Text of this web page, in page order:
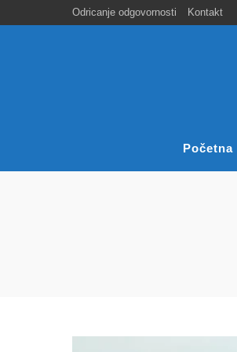
Odricanje odgovornosti Kontakt
Početna